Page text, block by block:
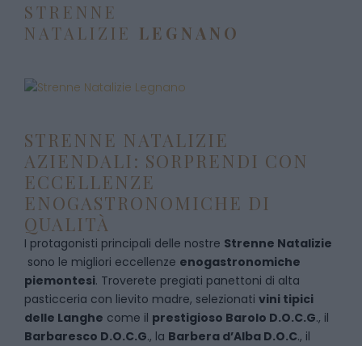
STRENNE
NATALIZIE LEGNANO
STRENNE NATALIZIE
AZIENDALI: SORPRENDI CON
ECCELLENZE
ENOGASTRONOMICHE DI
QUALITÀ
I protagonisti principali delle nostre Strenne Natalizie
sono le migliori eccellenze enogastronomiche
piemontesi. Troverete pregiati panettoni di alta
pasticceria con lievito madre, selezionati vini tipici
delle Langhe come il prestigioso Barolo D.O.C.G., il
Barbaresco D.O.C.G., la Barbera d’Alba D.O.C., il